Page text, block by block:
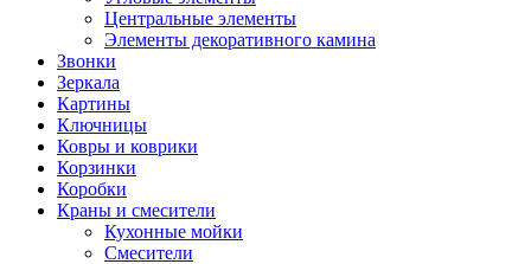
Центральные элементы
Элементы декоративного камина
Звонки
Зеркала
Картины
Ключницы
Ковры и коврики
Корзинки
Коробки
Краны и смесители
Кухонные мойки
Смесители